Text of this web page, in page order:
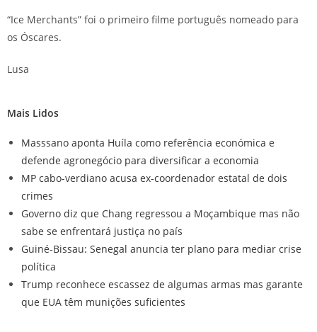
“Ice Merchants” foi o primeiro filme português nomeado para
os Óscares.
Lusa
Mais Lidos
Masssano aponta Huíla como referência económica e
defende agronegócio para diversificar a economia
MP cabo-verdiano acusa ex-coordenador estatal de dois
crimes
Governo diz que Chang regressou a Moçambique mas não
sabe se enfrentará justiça no país
Guiné-Bissau: Senegal anuncia ter plano para mediar crise
política
Trump reconhece escassez de algumas armas mas garante
que EUA têm munições suficientes